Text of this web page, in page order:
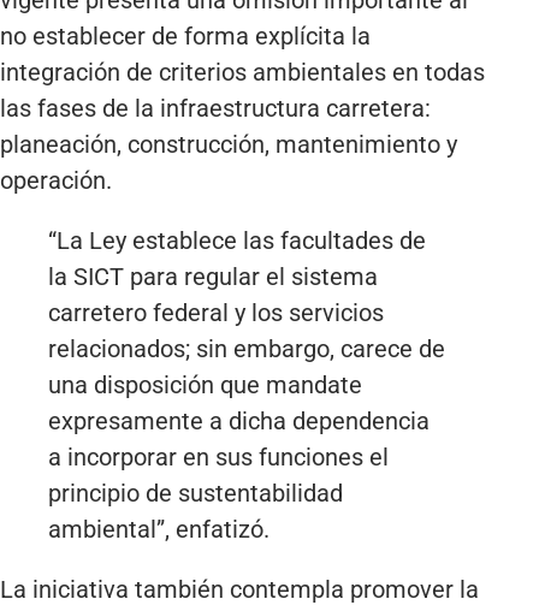
no establecer de forma explícita la
integración de criterios ambientales en todas
las fases de la infraestructura carretera:
planeación, construcción, mantenimiento y
operación.
“La Ley establece las facultades de
la SICT para regular el sistema
carretero federal y los servicios
relacionados; sin embargo, carece de
una disposición que mandate
expresamente a dicha dependencia
a incorporar en sus funciones el
principio de sustentabilidad
ambiental”, enfatizó.
La iniciativa también contempla promover la